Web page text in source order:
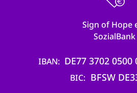
Sign of Hope
SozialBank
IBAN DE77 3702 0500
BIC BFSW